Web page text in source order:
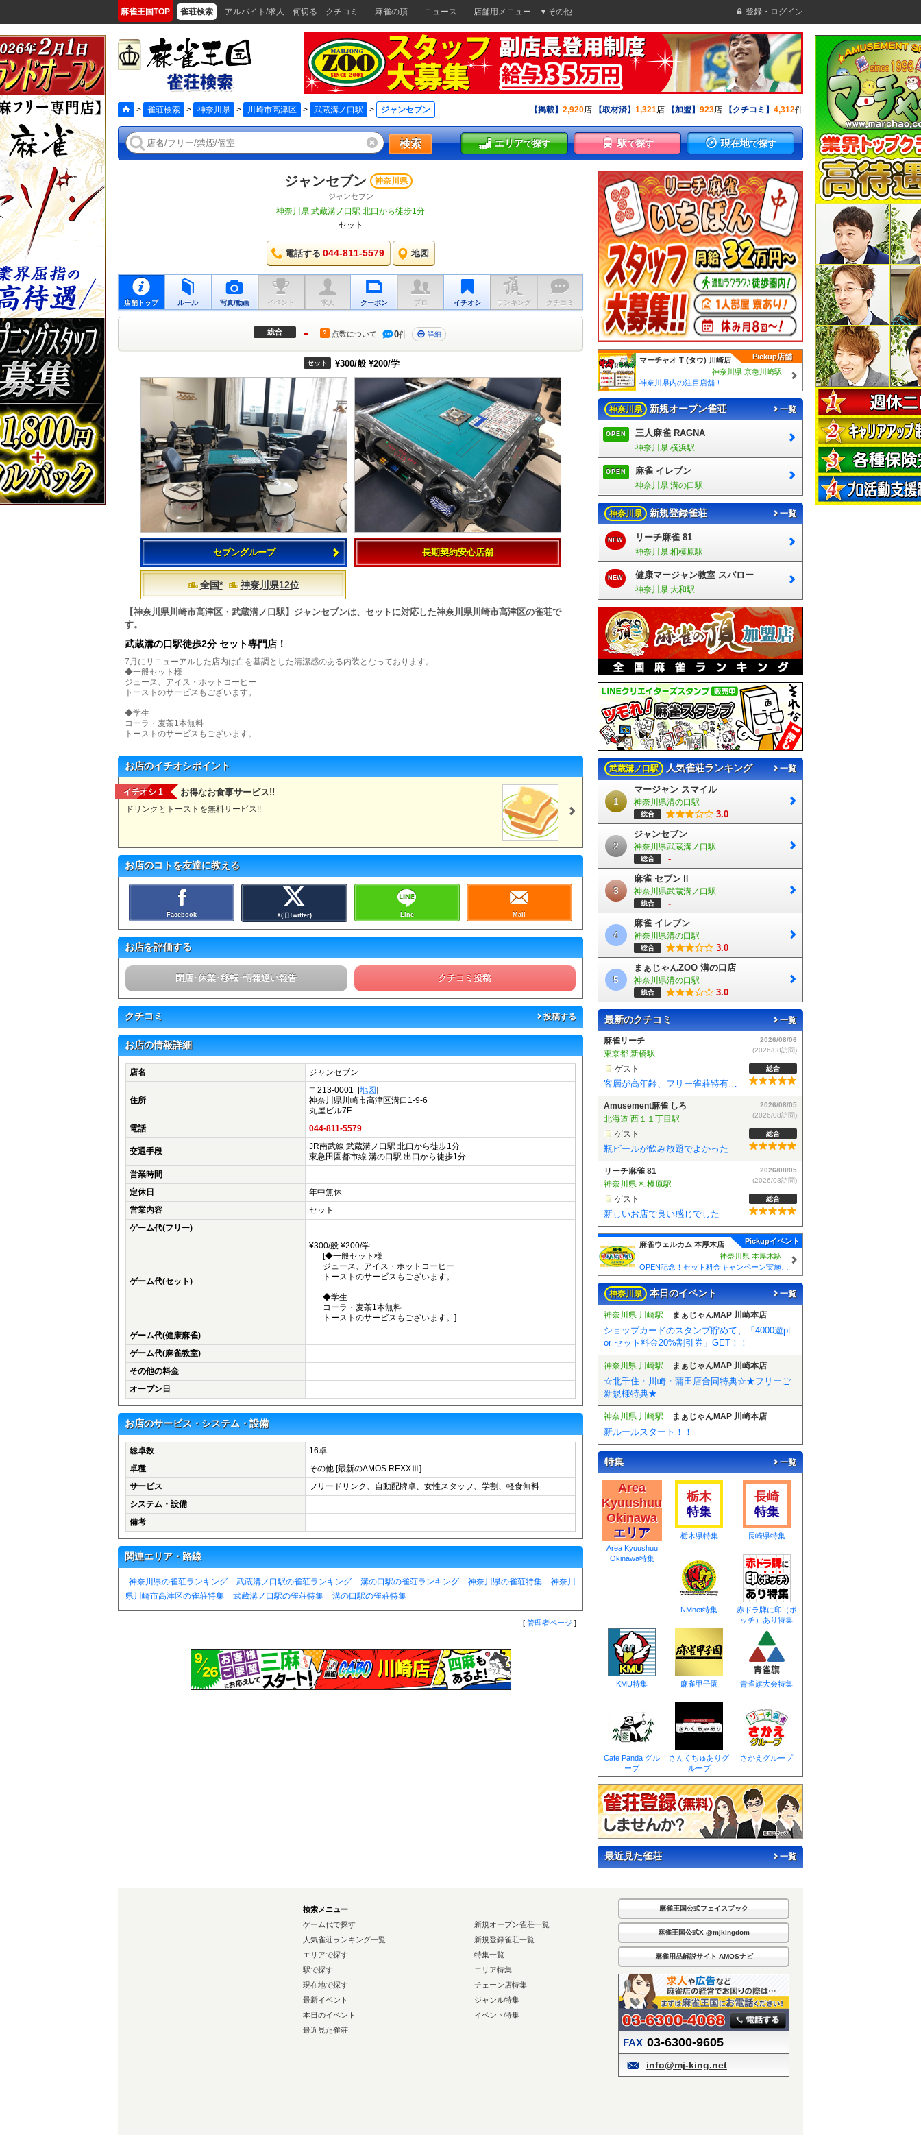
麻雀王国TOP 雀荘検索 アルバイト/求人 何切る クチコミ 麻雀の頂 ニュース 店舗用メニュー ▼その他 登録・ログイン
> 雀荘検索 > 神奈川県 > 川崎市高津区 > 武蔵溝ノ口駅 > ジャンセブン 【掲載】 2,920店 【取材済】 1,321店 【加盟】 923店 【クチコミ】 4,312件
検索 エリアで探す 駅で探す 現在地で探す
ジャンセブン 神奈川県
ジャンセブン
神奈川県 武蔵溝ノ口駅 北口から徒歩1分
セット
電話する 044-811-5579 地図
店舗トップ ルール 写真/動画 イベント 求人 クーポン プロ イチオシ ランキング クチコミ
総合 - ? 点数について 0件 詳細
セット ¥300/般 ¥200/学
セブングループ 長期契約安心店舗
全国* 神奈川県12位
【神奈川県川崎市高津区・武蔵溝ノ口駅】ジャンセブンは、セットに対応した神奈川県川崎市高津区の雀荘で
す。
武蔵溝の口駅徒歩2分 セット専門店！
7月にリニューアルした店内は白を基調とした清潔感のある内装となっております。
◆一般セット様
ジュース、アイス・ホットコーヒー
トーストのサービスもございます。
◆学生
コーラ・麦茶1本無料
トーストのサービスもございます。
お店のイチオシポイント
イチオシ 1 お得なお食事サービス!!
ドリンクとトーストを無料サービス!!
お店のコトを友達に教える
Facebook X(旧Twitter) Line Mail
お店を評価する
閉店･休業･移転･情報違い報告 クチコミ投稿
クチコミ 投稿する
お店の情報詳細
店名 ジャンセブン
住所
〒213-0001 [地図]
神奈川県川崎市高津区溝口1-9-6
丸屋ビル7F
電話
044-811-5579
交通手段
JR南武線 武蔵溝ノ口駅 北口から徒歩1分
東急田園都市線 溝の口駅 出口から徒歩1分
営業時間
定休日
年中無休
営業内容
セット
ゲーム代(フリー)
ゲーム代(セット)
¥300/般 ¥200/学
[◆一般セット様
ジュース、アイス・ホットコーヒー
トーストのサービスもございます。
◆学生
コーラ・麦茶1本無料
トーストのサービスもございます。]
ゲーム代(健康麻雀)
ゲーム代(麻雀教室)
その他の料金
オープン日
お店のサービス・システム・設備
総卓数
16卓
卓種
その他 [最新のAMOS REXXⅢ]
サービス
フリードリンク、自動配牌卓、女性スタッフ、学割、軽食無料
システム・設備
備考
関連エリア・路線
神奈川県の雀荘ランキング 武蔵溝ノ口駅の雀荘ランキング 溝の口駅の雀荘ランキング 神奈川県の雀荘特集
神奈川
県川崎市高津区の雀荘特集
武蔵溝ノ口駅の雀荘特集 溝の口駅の雀荘特集
[ 管理者ページ ]
Pickup店舗
マーチャオ Τ (タウ) 川崎店
神奈川県 京急川崎駅
神奈川県内の注目店舗！
神奈川県 新規オープン雀荘 一覧
OPEN 三人麻雀 RAGNA
神奈川県 横浜駅
OPEN 麻雀 イレブン
神奈川県 溝の口駅
神奈川県 新規登録雀荘 一覧
NEW リーチ麻雀 81
神奈川県 相模原駅
NEW 健康マージャン教室 スパロー
神奈川県 大和駅
武蔵溝ノ口駅 人気雀荘ランキング 一覧
1
マージャン スマイル
神奈川県溝の口駅
総合 3.0
2
ジャンセブン
神奈川県武蔵溝ノ口駅
総合 -
3
麻雀 セブンⅡ
神奈川県武蔵溝ノ口駅
総合 -
4
麻雀 イレブン
神奈川県溝の口駅
総合 3.0
5
まぁじゃんZOO 溝の口店
神奈川県溝の口駅
総合 3.0
最新のクチコミ 一覧
Amusement麻雀 しろ
北海道 西１１丁目駅
ゲスト
2026/08/05
(2026/08訪問)
総合
瓶ビールが飲み放題でよかった
リーチ麻雀 81
神奈川県 相模原駅
ゲスト
2026/08/05
(2026/08訪問)
総合
新しいお店で良い感じでした
麻雀BLAST 小岩店
東京都 小岩駅
ゲスト
2026/08/04
(2026/08訪問)
総合
Pickupイベント
麻雀ウェルカム 本厚木店
神奈川県 本厚木駅
神奈川県 本日のイベント 一覧
神奈川県 川崎駅 まぁじゃんMAP 川崎本店
ショップカードのスタンプ貯めて、「4000遊pt
or セット料金20%割引券」GET！！
神奈川県 川崎駅 まぁじゃんMAP 川崎本店
☆北千住・川崎・蒲田店合同特典☆★フリーご
新規様特典★
神奈川県 川崎駅 まぁじゃんMAP 川崎本店
新ルールスタート！！
特集 一覧
Area
Kyuushuu
Okinawa
エリア
Area Kyuushuu
Okinawa特集
栃木
特集
栃木県特集
長崎
特集
長崎県特集
NMnet特集
赤ドラ牌に印（ポ
ッチ）あり特集
KMU特集 麻雀甲子園 青雀旗大会特集
Cafe Panda グル
ープ
さんくちゅありグ
ループ
さかえグループ
最近見た雀荘 一覧
検索メニュー
ゲーム代で探す
人気雀荘ランキング一覧
エリアで探す
駅で探す
現在地で探す
最新イベント
本日のイベント
最近見た雀荘
新規オープン雀荘一覧
新規登録雀荘一覧
特集一覧
エリア特集
チェーン店特集
ジャンル特集
イベント特集
麻雀王国公式フェイスブック
麻雀王国公式X @mjkingdom
麻雀用品解説サイト AMOSナビ
FAX 03-6300-9605
info@mj-king.net